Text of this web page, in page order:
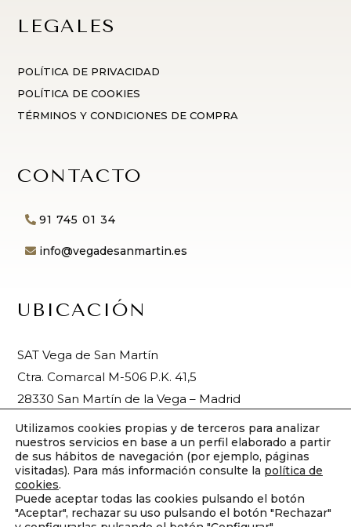
LEGALES
POLÍTICA DE PRIVACIDAD
POLÍTICA DE COOKIES
TÉRMINOS Y CONDICIONES DE COMPRA
CONTACTO
91 745 01 34
info@vegadesanmartin.es
UBICACIÓN
SAT Vega de San Martín
Ctra. Comarcal M-506 P.K. 41,5
28330 San Martín de la Vega – Madrid
© Vega de San Martín 2024
| Diseño web porMelu López
Utilizamos cookies propias y de terceros para analizar
nuestros servicios en base a un perfil elaborado a partir
de sus hábitos de navegación (por ejemplo, páginas
visitadas). Para más información consulte la política de
cookies.
Puede aceptar todas las cookies pulsando el botón
"Aceptar", rechazar su uso pulsando el botón "Rechazar"